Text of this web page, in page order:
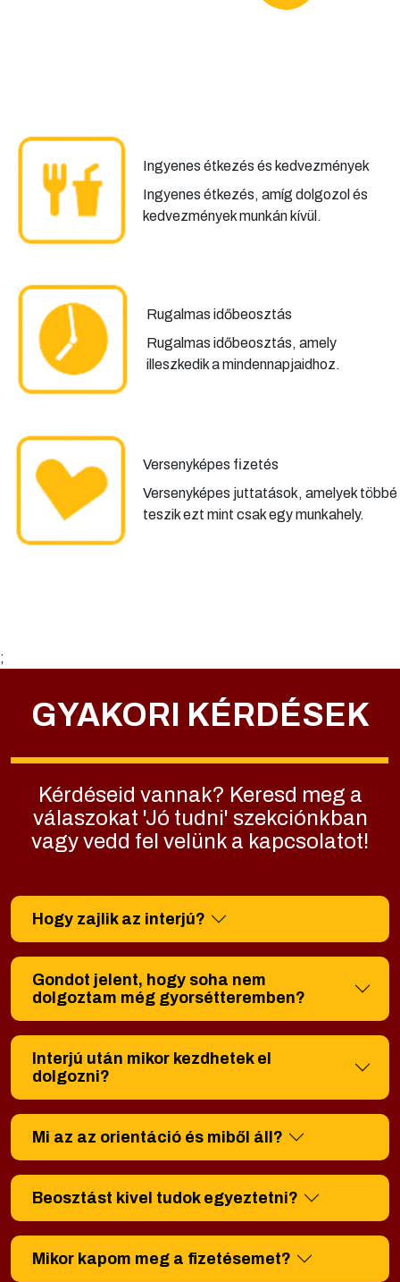
Ingyenes étkezés és kedvezmények
Ingyenes étkezés, amíg dolgozol és
kedvezmények munkán kívül.
Rugalmas időbeosztás
Rugalmas időbeosztás, amely
illeszkedik a mindennapjaidhoz.
Versenyképes fizetés
Versenyképes juttatások, amelyek többé
teszik ezt mint csak egy munkahely.
;
GYAKORI KÉRDÉSEK
Kérdéseid vannak? Keresd meg a
válaszokat 'Jó tudni' szekciónkban
vagy vedd fel velünk a kapcsolatot!
Hogy zajlik az interjú?
Gondot jelent, hogy soha nem
dolgoztam még gyorsétteremben?
Interjú után mikor kezdhetek el
dolgozni?
Mi az az orientáció és miből áll?
Beosztást kivel tudok egyeztetni?
Mikor kapom meg a fizetésemet?